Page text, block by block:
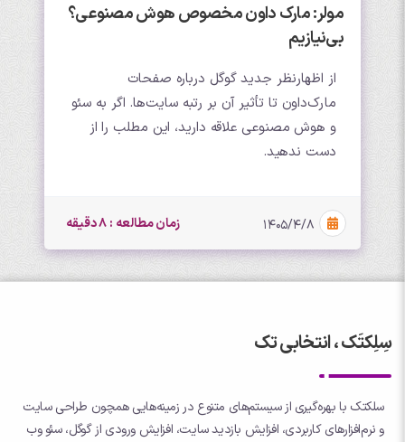
مولر: مارک داون مخصوص هوش مصنوعی؟
بی‌نیازیم
از اظهارنظر جدید گوگل درباره صفحات
مارک‌داون تا تأثیر آن بر رتبه سایت‌ها. اگر به سئو
و هوش مصنوعی علاقه دارید، این مطلب را از
دست ندهید.
۱۴۰۵/۴/۸ زمان مطالعه : 8 دقیقه
سِلِکتَک ، انتخابی تک
سلکتک با بهره‌گیری از سیستم‌های متنوع در زمینه‌هایی همچون طراحی سایت
و نرم‌افزارهای کاربردی، افزایش بازدید سایت، افزایش ورودی از گوگل، سئو وب